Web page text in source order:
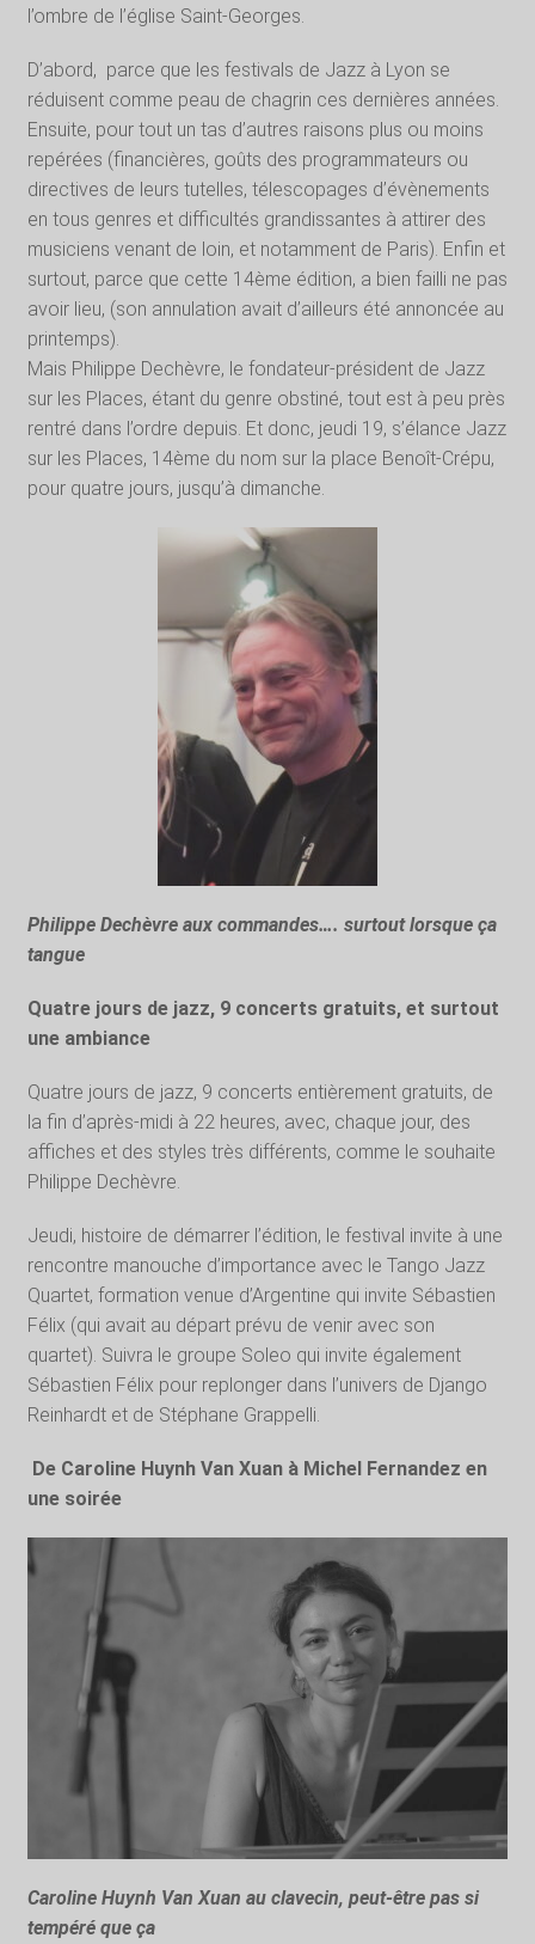
l’ombre de l’église Saint-Georges.
D’abord, parce que les festivals de Jazz à Lyon se
réduisent comme peau de chagrin ces dernières années.
Ensuite, pour tout un tas d’autres raisons plus ou moins
repérées (financières, goûts des programmateurs ou
directives de leurs tutelles, télescopages d’évènements
en tous genres et difficultés grandissantes à attirer des
musiciens venant de loin, et notamment de Paris). Enfin et
surtout, parce que cette 14ème édition, a bien failli ne pas
avoir lieu, (son annulation avait d’ailleurs été annoncée au
printemps).
Mais Philippe Dechèvre, le fondateur-président de Jazz
sur les Places, étant du genre obstiné, tout est à peu près
rentré dans l’ordre depuis. Et donc, jeudi 19, s’élance Jazz
sur les Places, 14ème du nom sur la place Benoît-Crépu,
pour quatre jours, jusqu’à dimanche.
Philippe Dechèvre aux commandes…. surtout lorsque ça
tangue
Quatre jours de jazz, 9 concerts gratuits, et surtout
une ambiance
Quatre jours de jazz, 9 concerts entièrement gratuits, de
la fin d’après-midi à 22 heures, avec, chaque jour, des
affiches et des styles très différents, comme le souhaite
Philippe Dechèvre.
Jeudi, histoire de démarrer l’édition, le festival invite à une
rencontre manouche d’importance avec le Tango Jazz
Quartet, formation venue d’Argentine qui invite Sébastien
Félix (qui avait au départ prévu de venir avec son
quartet). Suivra le groupe Soleo qui invite également
Sébastien Félix pour replonger dans l’univers de Django
Reinhardt et de Stéphane Grappelli.
De Caroline Huynh Van Xuan à Michel Fernandez en
une soirée
Caroline Huynh Van Xuan au clavecin, peut-être pas si
tempéré que ça